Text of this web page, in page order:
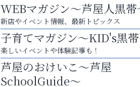
芦屋・西宮・神戸の新店舗PRやリニューア
知などお気軽にご相談ください。
整体院エスコート・芦屋サロ
WEBマガジン～芦屋人黒帯
新店やイベント情報、最新トピックス
子育てマガジン～KID's黒
楽しいイベントや体験記事も！
芦屋のおけいこ～芦屋
SchoolGuide～